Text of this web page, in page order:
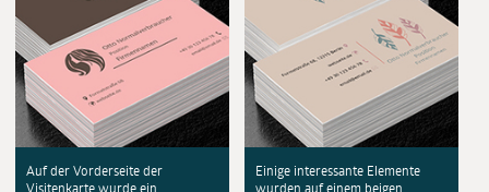
Auf der Vorderseite der
Einige interessante Elemente